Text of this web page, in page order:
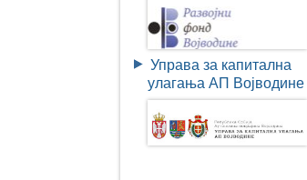
Управа за капитална
улагања АП Војводине